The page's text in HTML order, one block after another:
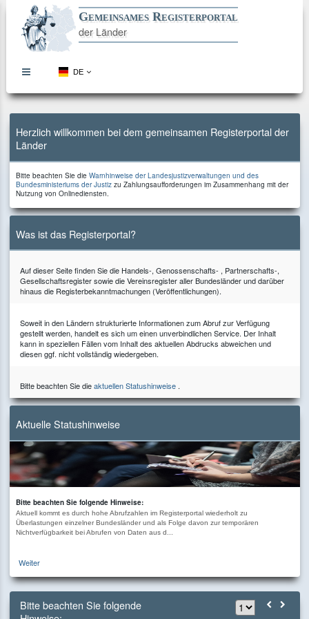
Gemeinsames Registerportal
der Länder
button
DE
Direkt
zum
Direkt
zur
Direkt
zur
Direkt
zum
Herzlich willkommen bei dem gemeinsamen Registerportal der
Länder
Bitte
beachten
Sie
Bitte beachten Sie die Warnhinweise der Landesjustizverwaltungen und des
Bundesministeriums der Justiz zu
Zusammenhang
Nutzung
zu Zahlungsaufforderungen im Zusammenhang mit der
Nutzung von Onlinediensten.
Was ist das Registerportal?
Auf dieser Seite finden Sie die Handels-, Genossenschafts- , Partnerschafts-,
Gesellschaftsregister sowie die Vereinsregister aller Bundesländer und darüber
hinaus die Registerbekanntmachungen (Veröffentlichungen).
Soweit in den Ländern strukturierte Informationen zum Abruf zur Verfügung
gestellt werden, handelt es sich um einen unverbindlichen Service. Der Inhalt
kann in speziellen Fällen vom Inhalt des aktuellen Abdrucks abweichen und
diesen ggf. nicht vollständig wiedergeben.
Bitte beachten Sie dieaktuellen Statushinweise.
Aktuelle Statushinweise
Bitte beachten Sie folgende Hinweise:
Aktuell kommt es durch hohe Abrufzahlen im Registerportal wiederholt zu
Überlastungen einzelner Bundesländer und als Folge davon zur temporären
Nichtverfügbarkeit bei Abrufen von Daten aus d...
Weiter
Bitte beachten Sie folgende